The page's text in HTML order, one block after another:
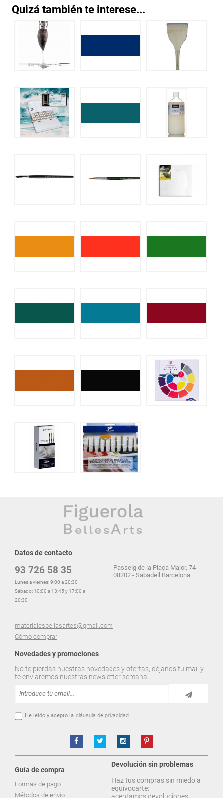
Quizá también te interese...
Datos de contacto
93 726 58 35
Lunes a viernes: 9:00 a 20:30
Sábado: 10:00 a 13:45 y 17:00 a
20:30
materialesbellasartes@gmail.com
Cómo comprar
Passeig de la Plaça Major, 74
08202 - Sabadell Barcelona
Novedades y promociones
No te pierdas nuestras novedades y ofertas, déjanos tu mail y
te enviaremos nuestras newsletter semanal.
He leído y acepto la cláusula de privacidad.
Guía de compra
Formas de pago
Métodos de envío
Devolución sin problemas
Haz tus compras sin miedo a
equivocarte:
aceptamos devoluciones